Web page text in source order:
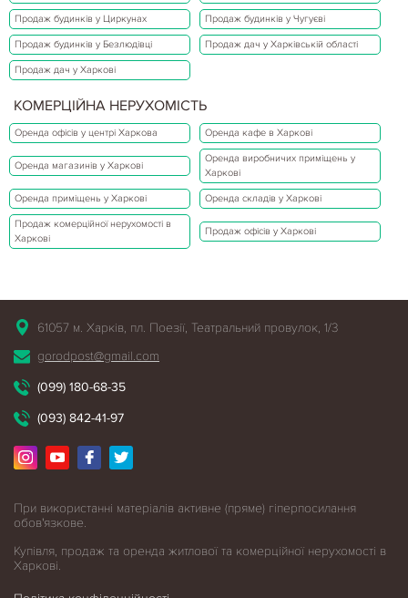
Продаж будинків у Циркунах Продаж будинків у Чугуєві
Продаж будинків у Безлюдівці Продаж дач у Харківській області
Продаж дач у Харкові
КОМЕРЦІЙНА НЕРУХОМІСТЬ
Оренда офісів у центрі Харкова Оренда кафе в Харкові
Оренда магазинів у Харкові
Оренда виробничих приміщень у
Харкові
Оренда приміщень у Харкові Оренда складів у Харкові
Продаж комерційної нерухомості в
Харкові
Продаж офісів у Харкові
61057 м. Харків, пл. Поезії, Театральний провулок, 1/3
gorodpost@gmail.com
(099) 180-68-35
(093) 842-41-97
При використанні матеріалів активне (пряме) гіперпосилання
обов'язкове.
Купівля, продаж та оренда житлової та комерційної нерухомості в
Харкові.